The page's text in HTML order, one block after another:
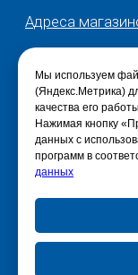
Мы используем
(Яндекс.Метрика)
качества его работы.
Нажимая кнопку
данных с
программ в
данных